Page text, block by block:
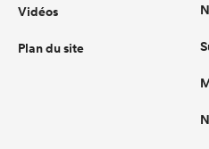
Vidéos
Plan du site